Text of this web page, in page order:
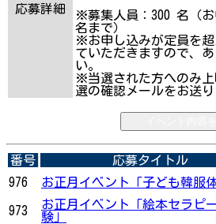
応募詳細
※募集人員：300 名（
名まで）
※お申し込みが定員を
ていただきますので、
い。
※当選された方へのみ
選の確認メールをお送り
番号 応募タイトル
976
お正月イベント「子ども韓服体
973
お正月イベント「絵本セラピ
験」